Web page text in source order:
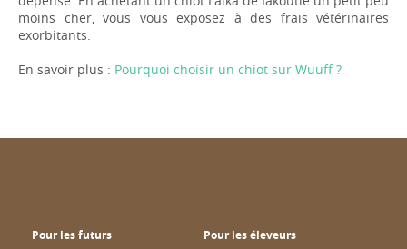
moins cher, vous vous exposez à des frais vétérinaires
exorbitants.
En savoir plus : Pourquoi choisir un chiot sur Wuuff ?
Pour les futurs
Pour les éleveurs